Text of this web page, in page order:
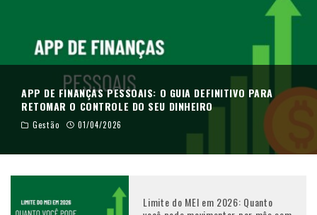
APP DE FINANÇAS PESSOAIS: O GUIA DEFINITIVO PARA
RETOMAR O CONTROLE DO SEU DINHEIRO
Gestão 01/04/2026
Limite do MEI em 2026: Quanto